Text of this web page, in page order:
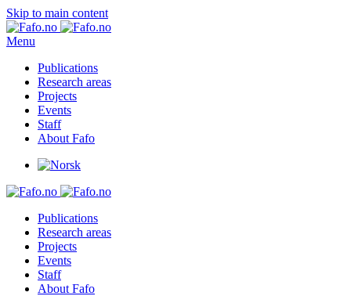
Skip to main content
Menu
Publications
Research areas
Projects
Events
Staff
About Fafo
Publications
Research areas
Projects
Events
Staff
About Fafo